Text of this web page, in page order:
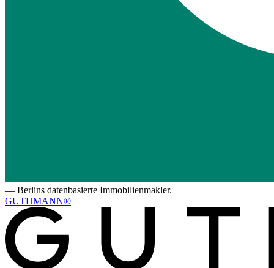
— Berlins datenbasierte Immobilienmakler.
GUTHMANN®